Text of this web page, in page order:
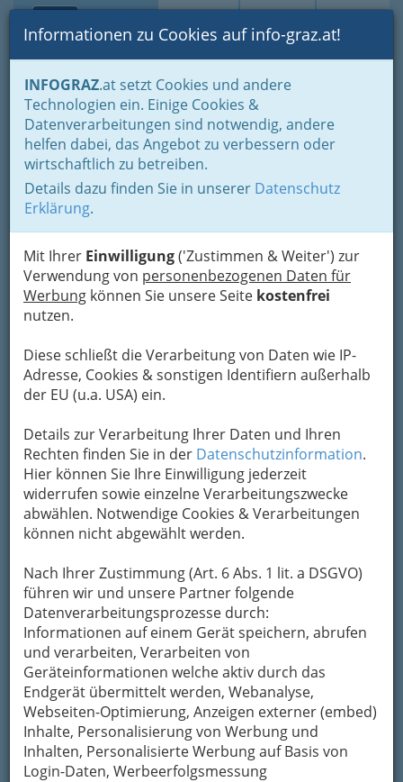
Suche Login Toggle
Informationen zu Cookies auf info-graz.at!
INFOGRAZ.at setzt Cookies und andere
Technologien ein. Einige Cookies &
Datenverarbeitungen sind notwendig, andere
helfen dabei, das Angebot zu verbessern oder
wirtschaftlich zu betreiben.
Details dazu finden Sie in unserer Datenschutz
Erklärung.
Mit Ihrer Einwilligung('Zustimmen & Weiter') zur
Verwendung von personenbezogenen Daten für
Werbung können Sie unsere Seite kostenfrei
nutzen.
Diese schließt die Verarbeitung von Daten wie IP-
Adresse, Cookies & sonstigen Identifiern außerhalb
der EU (u.a. USA) ein.
Details zur Verarbeitung Ihrer Daten und Ihren
Rechten finden Sie in der Datenschutzinformation.
Hier können Sie Ihre Einwilligung jederzeit
widerrufen sowie einzelne Verarbeitungszwecke
abwählen. Notwendige Cookies & Verarbeitungen
können nicht abgewählt werden.
Nach Ihrer Zustimmung (Art. 6 Abs. 1 lit. a DSGVO)
führen wir und unsere Partner folgende
Datenverarbeitungsprozesse durch:
Informationen auf einem Gerät speichern, abrufen
und verarbeiten, Verarbeiten von
Geräteinformationen welche aktiv durch das
Endgerät übermittelt werden, Webanalyse,
Webseiten-Optimierung, Anzeigen externer (embed)
Inhalte, Personalisierung von Werbung und
Inhalten, Personalisierte Werbung auf Basis von
Login-Daten, Werbeerfolgsmessung
Home Branchen
Machater Weinbau &
Buschenschank Florlwirt
Gundersdorf 3, 8511 St.Stefan/ Stainz
+43 3463 816 49
Karte
Kontaktaufnahme
Um die Info-Graz Firmen
bewahren
, verwenden wir an dieser Stelle zur
Übermittlung Ihrer Nachricht ein sicheres
Formular. Ihre Nachricht wird nach dem
Absenden umgehend per Mail an das
Unternehmen Machater Weinbau &
Buschenschank Florlwirt weitergeleitet.
Meine Email Adresse
Mein Betreff
Meine Nachricht